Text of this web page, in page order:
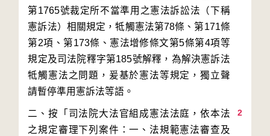
第1765號裁定所不當準用之憲法訴訟法（下稱
憲訴法）相關規定，牴觸憲法第78條、第171條
第2項、第173條、憲法增修條文第5條第4項等
規定及司法院釋字第185號解釋，為解決憲訴法
牴觸憲法之問題，爰基於憲法等規定，獨立聲
2
二、按「司法院大法官組成憲法法庭，依本法
之規定審理下列案件：一、法規範憲法審查及